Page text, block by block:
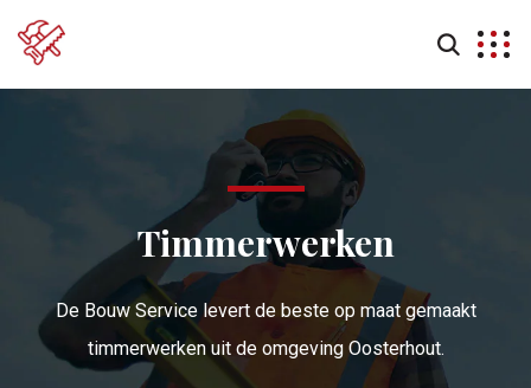
Timmerwerken
De Bouw Service levert de beste op maat gemaakt
timmerwerken uit de omgeving Oosterhout.